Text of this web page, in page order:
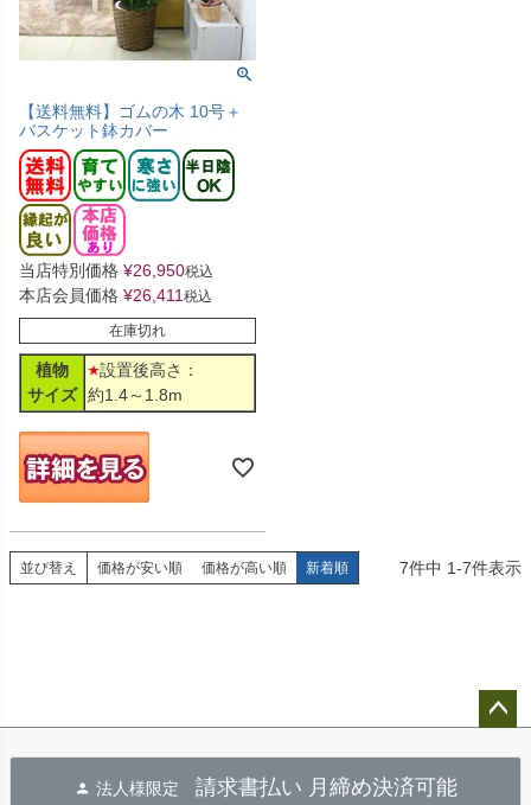
【送料無料】ゴムの木 10号＋
バスケット鉢カバー
当店特別価格 ¥26,950税込
本店会員価格 ¥26,411税込
在庫切れ
植物
サイズ
設置後高さ：
約1.4～1.8m
並び替え 価格が安い順 価格が高い順 新着順 7件中 1-7件表示
法人様限定 請求書払い 月締め決済可能